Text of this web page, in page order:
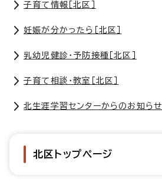
子育て情報［北区］
妊娠が分かったら［北区］
乳幼児健診・予防接種［北区］
子育て相談・教室［北区］
北生涯学習センターからのお知らせ
北区トップページ